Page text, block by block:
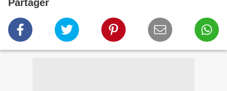
Partager